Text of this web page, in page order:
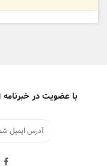
با عضویت در خبرنامه